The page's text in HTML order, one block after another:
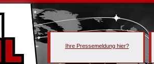
Ihre Pressemeldung hier?